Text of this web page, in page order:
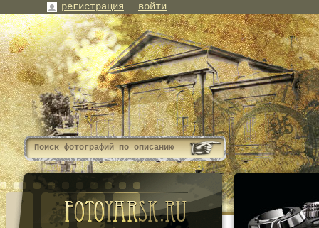
регистрация войти